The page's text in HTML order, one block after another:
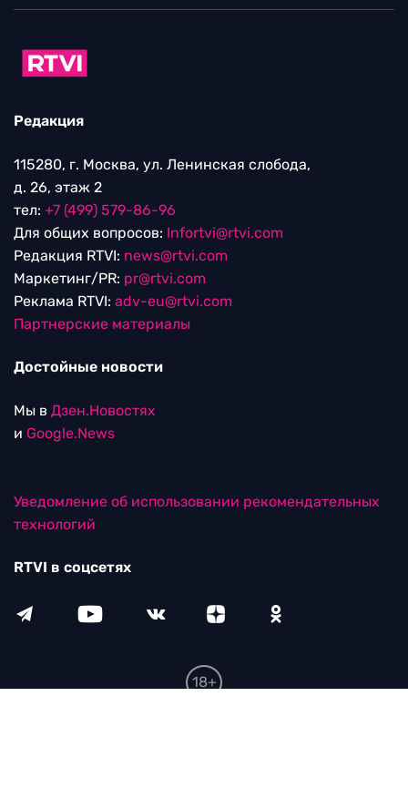
Редакция
115280, г. Москва, ул. Ленинская слобода,
д. 26, этаж 2
тел: +7 (499) 579-86-96
Для общих вопросов: Infortvi@rtvi.com
Редакция RTVI: news@rtvi.com
Маркетинг/PR: pr@rtvi.com
Реклама RTVI: adv-eu@rtvi.com
Партнерские материалы
Достойные новости
Мы в Дзен.Новостях
и Google.News
Уведомление об использовании рекомендательных
технологий
RTVI в соцсетях
18+